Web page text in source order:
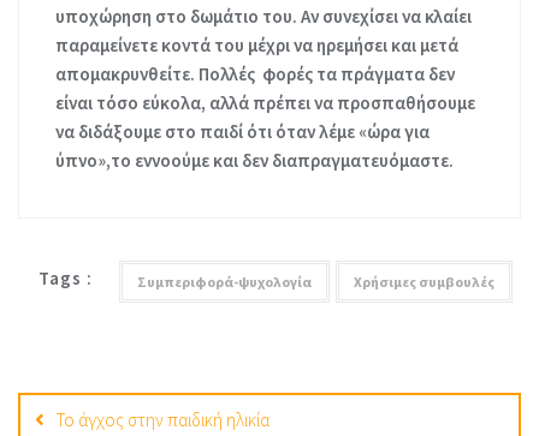
υποχώρηση στο δωμάτιο του. Αν συνεχίσει να κλαίει
παραμείνετε κοντά του μέχρι να ηρεμήσει και μετά
απομακρυνθείτε. Πολλές φορές τα πράγματα δεν
είναι τόσο εύκολα, αλλά πρέπει να προσπαθήσουμε
να διδάξουμε στο παιδί ότι όταν λέμε «ώρα για
ύπνο»,το εννοούμε και δεν διαπραγματευόμαστε.
Tags : Συμπεριφορά-ψυχολογία Χρήσιμες συμβουλές
navigation
Το άγχος στην παιδική ηλικία